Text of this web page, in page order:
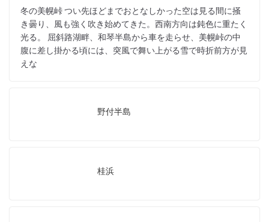
冬の美幌峠 つい先ほどまでおとなしかった空は見る間に掻
き曇り、風も強く吹き始めてきた。西南方向は鈍色に重たく
光る。 屈斜路湖畔、和琴半島から車を走らせ、美幌峠の中
腹に差し掛かる頃には、突風で舞い上がる雪で時折前方が見
えな
野付半島
桂浜